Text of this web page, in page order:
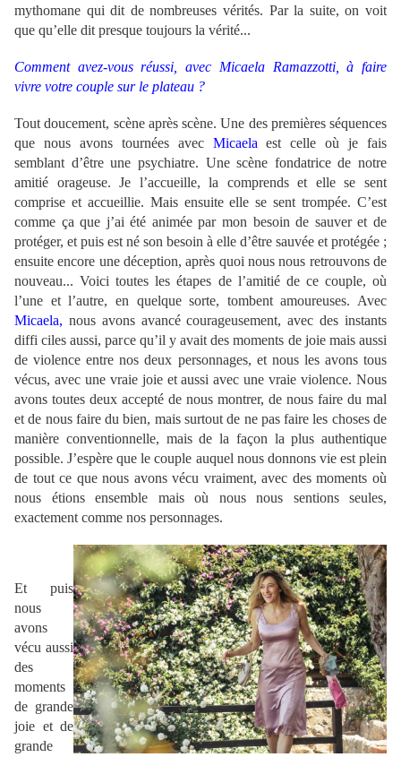
mythomane qui dit de nombreuses vérités. Par la suite, on voit
que qu’elle dit presque toujours la vérité...
Comment avez-vous réussi, avec Micaela Ramazzotti, à faire
vivre votre couple sur le plateau ?
Tout doucement, scène après scène. Une des premières séquences
que nous avons tournées avec Micaela est celle où je fais
semblant d’être une psychiatre. Une scène fondatrice de notre
amitié orageuse. Je l’accueille, la comprends et elle se sent
comprise et accueillie. Mais ensuite elle se sent trompée. C’est
comme ça que j’ai été animée par mon besoin de sauver et de
protéger, et puis est né son besoin à elle d’être sauvée et protégée ;
ensuite encore une déception, après quoi nous nous retrouvons de
nouveau... Voici toutes les étapes de l’amitié de ce couple, où
l’une et l’autre, en quelque sorte, tombent amoureuses. Avec
Micaela, nous avons avancé courageusement, avec des instants
diffi ciles aussi, parce qu’il y avait des moments de joie mais aussi
de violence entre nos deux personnages, et nous les avons tous
vécus, avec une vraie joie et aussi avec une vraie violence. Nous
avons toutes deux accepté de nous montrer, de nous faire du mal
et de nous faire du bien, mais surtout de ne pas faire les choses de
manière conventionnelle, mais de la façon la plus authentique
possible.J’espère que le couple auquel nous donnons vie est plein
de tout ce que nous avons vécu vraiment, avec des moments où
nous étions ensemble mais où nous nous sentions seules,
exactement comme nos personnages.
Et puis
nous
avons
vécu aussi
des
moments
de grande
joie et de
grande